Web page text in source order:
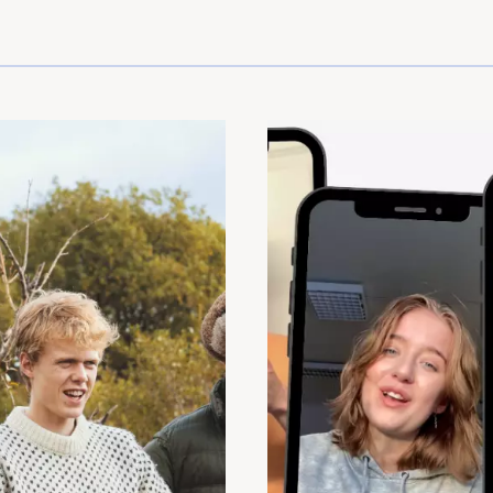
og stipend
år vedtas av Stortinget i desember, ny beløp for
dekke selv
(10 830
,-
må du betale et administrasjonsgebyr. Resten av
gjennom skoleåret. Nærmere informasjon får du fra skolen.
penger til dette
Utstyr til linja nedenfor)